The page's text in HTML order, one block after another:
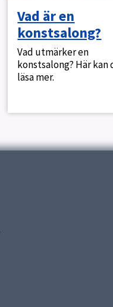
Vad är en
konstsalong?
Vad utmärker en
konstsalong? Här kan
läsa mer.